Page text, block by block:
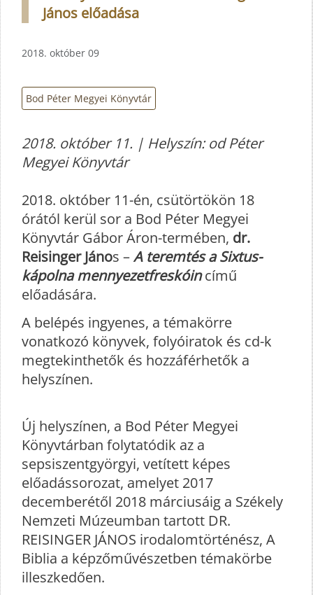
János előadása
2018. október 09
Bod Péter Megyei Könyvtár
2018. október 11. | Helyszín: od Péter
Megyei Könyvtár
2018. október 11-én, csütörtökön 18
órától kerül sor a Bod Péter Megyei
Könyvtár Gábor Áron-termében, dr.
Reisinger János –A teremtés a Sixtus-
kápolna mennyezetfreskóin című
előadására.
A belépés ingyenes, a témakörre
vonatkozó könyvek, folyóiratok és cd-k
megtekinthetők és hozzáférhetők a
helyszínen.
Új helyszínen, a Bod Péter Megyei
Könyvtárban folytatódik az a
sepsiszentgyörgyi, vetített képes
előadássorozat, amelyet 2017
decemberétől 2018 márciusáig a Székely
Nemzeti Múzeumban tartott DR.
REISINGER JÁNOS irodalomtörténész, A
Biblia a képzőművészetben témakörbe
illeszkedően.